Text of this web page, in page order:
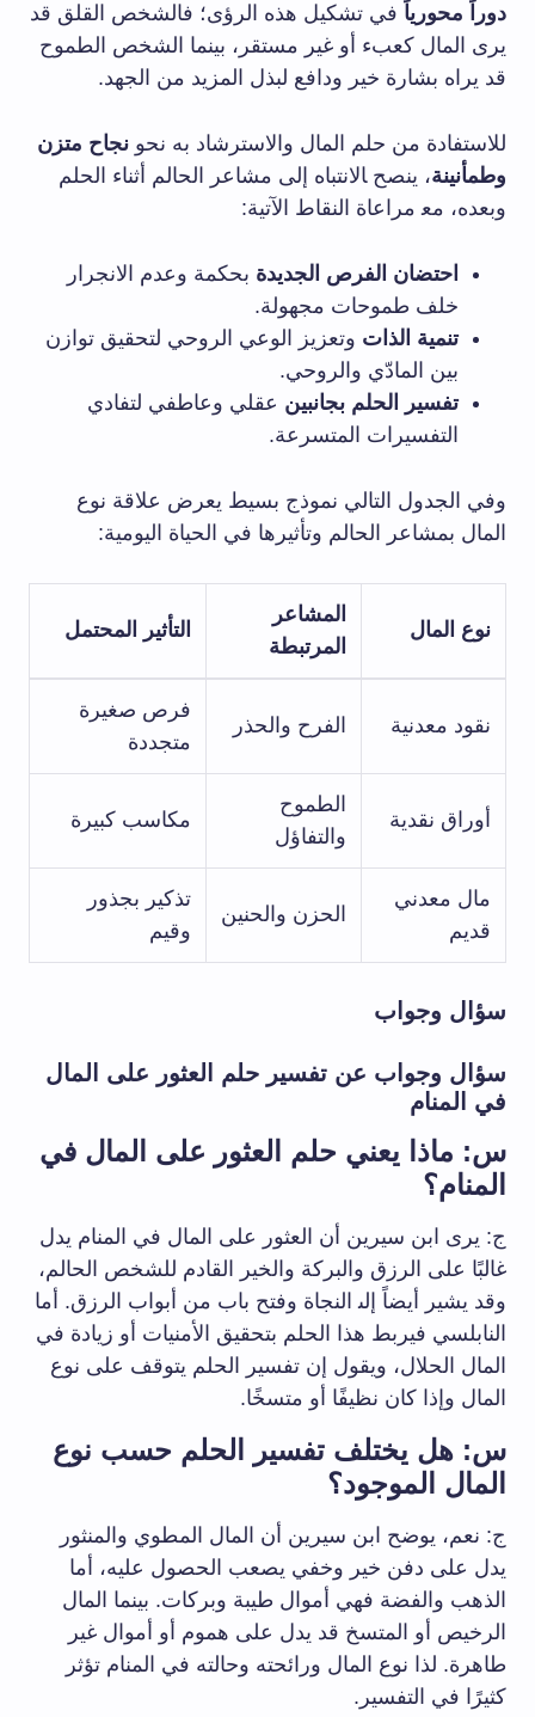
دوراً محورياً في ⁣تشكيل هذه الرؤى؛ فالشخص القلق⁤ قد
يرى المال كعبء أو غير⁤ مستقر، بينما الشخص الطموح
قد يراه بشارة خير ودافع لبذل المزيد من الجهد.
للاستفادة من حلم المال والاسترشاد به نحو نجاح متزن
وطمأنينة، ينصح ‍الانتباه إلى مشاعر الحالم أثناء الحلم
وبعده، مع‍ مراعاة النقاط الآتية:
احتضان الفرص الجديدة بحكمة وعدم الانجرار
خلف ​طموحات مجهولة.
تنمية‍ الذات وتعزيز الوعي الروحي لتحقيق توازن
بين المادّي والروحي.
تفسير الحلم بجانبين عقلي وعاطفي لتفادي
التفسيرات المتسرعة.
وفي الجدول التالي نموذج بسيط يعرض علاقة نوع
المال⁤ بمشاعر ‌الحالم‌ وتأثيرها في الحياة اليومية:
نوع ⁢المال
المشاعر
المرتبطة
التأثير المحتمل
نقود معدنية الفرح والحذر
فرص صغيرة
متجددة
أوراق نقدية
الطموح
والتفاؤل
مكاسب كبيرة
مال معدني
قديم
الحزن والحنين
تذكير بجذور
وقيم
سؤال وجواب
سؤال وجواب⁣ عن تفسير حلم العثور على المال
في المنام
س: ماذا يعني​ حلم ⁤العثور على المال في
المنام؟
ج: يرى ابن سيرين أن العثور على المال في المنام يدل
غالبًا على الرزق والبركة والخير القادم للشخص الحالم،
وقد يشير أيضاً إلى‍ النجاة وفتح باب من أبواب الرزق. أما
النابلسي فيربط⁢ هذا الحلم بتحقيق الأمنيات أو زيادة في
المال الحلال، ويقول ⁣إن تفسير الحلم يتوقف على نوع
المال وإذا كان نظيفًا أو متسخًا.
س: هل يختلف تفسير الحلم حسب نوع
المال الموجود؟
ج: نعم، يوضح ابن سيرين أن المال المطوي والمنثور
يدل على دفن خير ‌وخفي ⁤يصعب الحصول عليه، أما
الذهب والفضة فهي ⁤أموال طيبة وبركات. بينما المال
الرخيص أو المتسخ قد يدل على هموم أو أموال غير
طاهرة. لذا نوع⁤ المال ورائحته وحالته في⁣ المنام تؤثر
كثيرًا في التفسير.